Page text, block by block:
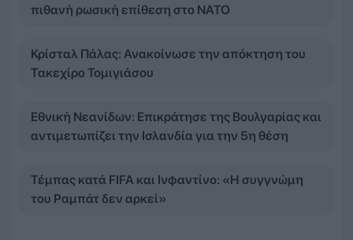
πιθανή ρωσική επίθεση στο ΝΑΤΟ
Κρίσταλ Πάλας: Ανακοίνωσε την απόκτηση του
Τακεχίρο Τομιγιάσου
Εθνική Νεανίδων: Επικράτησε της Βουλγαρίας και
αντιμετωπίζει την Ισλανδία για την 5η θέση
Τέμπας κατά FIFA και Ινφαντίνο: «Η συγγνώμη
του Ραμπάτ δεν αρκεί»